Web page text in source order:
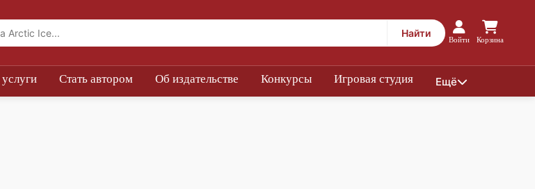
Найти
Войти Корзина
Стать автором Об издательстве Конкурсы Игровая студия Ещё